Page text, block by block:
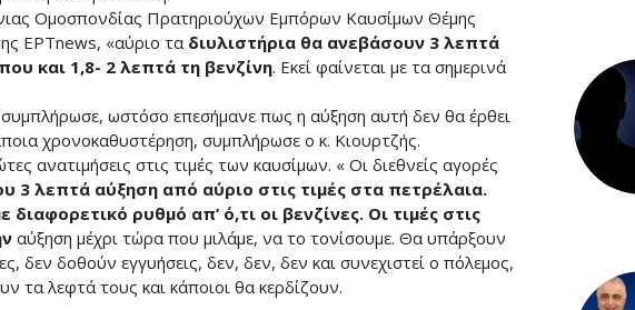
Ομοσπονδίας Πρατηριούχων Εμπόρων Καυσίμων Θέμης
ΕΡΤnews, «αύριο τα διυλιστήρια θα ανεβάσουν 3 λεπτά
και 1,8- 2 λεπτά τη βενζίνη. Εκεί φαίνεται με τα σημερινά
ωστόσο επεσήμανε πως η αύξηση αυτή δεν θα έρθει
χρονοκαθυστέρηση, συμπλήρωσε ο κ. Κιουρτζής.
ανατιμήσεις στις τιμές των καυσίμων. « Οι διεθνείς αγορές
3 λεπτά αύξηση από αύριο στις τιμές στα πετρέλαια.
ρυθμό απ’ ό,τι οι βενζίνες. Οι τιμές στις
αύξηση μέχρι τώρα που μιλάμε, να το τονίσουμε. Θα υπάρξουν
δεν δοθούν εγγυήσεις, δεν, δεν, δεν και συνεχιστεί ο πόλεμος,
τα λεφτά τους και κάποιοι θα κερδίζουν.